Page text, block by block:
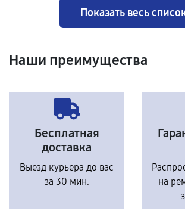
Показать весь
Наши преимущества
Бесплатная
доставка
Выезд курьера до вас
за 30 мин.
на